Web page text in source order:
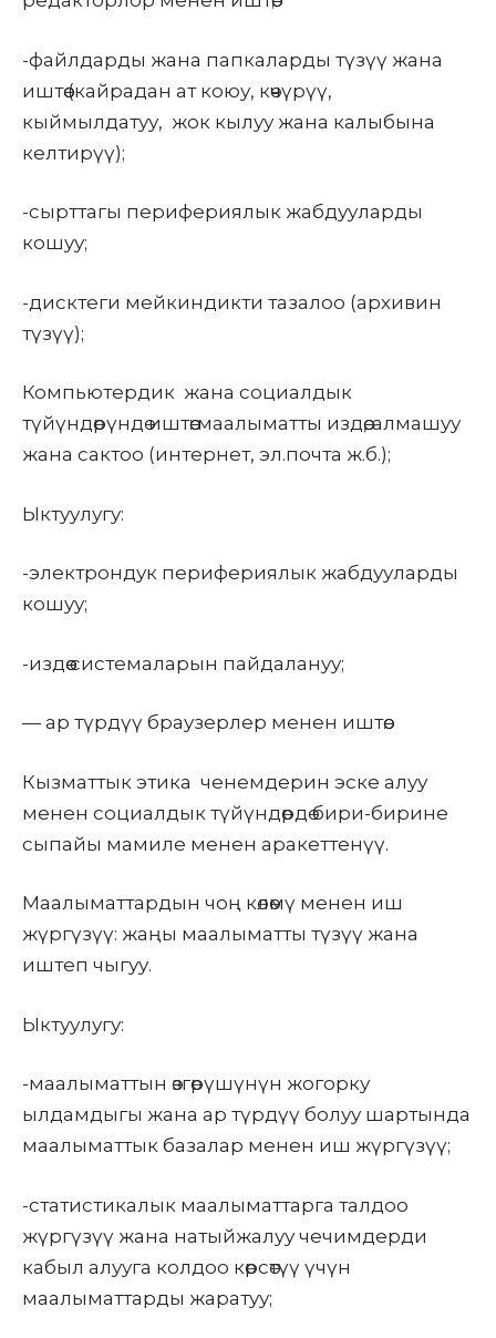
-файлдарды жана папкаларды түзүү жана
иштөө (кайрадан ат коюу, көчүрүү,
кыймылдатуу, жок кылуу жана калыбына
келтирүү);
-сырттагы перифериялык жабдууларды
кошуу;
-дисктеги мейкиндикти тазалоо (архивин
түзүү);
Компьютердик жана социалдык
түйүндөрүндө иштөө: маалыматты издөө, алмашуу
жана сактоо (интернет, эл.почта ж.б.);
Ыктуулугу:
-электрондук перифериялык жабдууларды
кошуу;
-издөө системаларын пайдалануу;
— ар түрдүү браузерлер менен иштөө.
Кызматтык этика ченемдерин эске алуу
менен социалдык түйүндөрдө бири-бирине
сыпайы мамиле менен аракеттенүү.
Маалыматтардын чоң көлөмү менен иш
жүргүзүү: жаңы маалыматты түзүү жана
иштеп чыгуу.
Ыктуулугу:
-маалыматтын өзгөрүшүнүн жогорку
ылдамдыгы жана ар түрдүү болуу шартында
маалыматтык базалар менен иш жүргүзүү;
-статистикалык маалыматтарга талдоо
жүргүзүү жана натыйжалуу чечимдерди
кабыл алууга колдоо көрсөтүү үчүн
маалыматтарды жаратуу;